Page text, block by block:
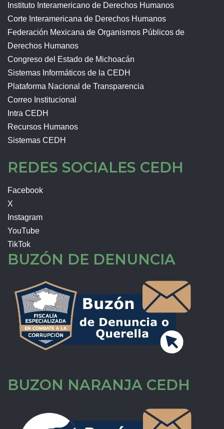
Instituto Interamericano de Derechos Humanos
Corte Interamericana de Derechos Humanos
Federación Mexicana de Organismos Públicos de
Derechos Humanos
Congreso del Estado de Michoacán
Sistemas Informáticos de la CEDH
Plataforma Nacional de Transparencia
Correo Institucional
Intra CEDH
Recursos Humanos
Sistemas CEDH
REDES SOCIALES CEDH
Facebook
X
Instagram
YouTube
TikTok
BUZÓN DE DENUNCIA
BUZON NARANJA CEDH